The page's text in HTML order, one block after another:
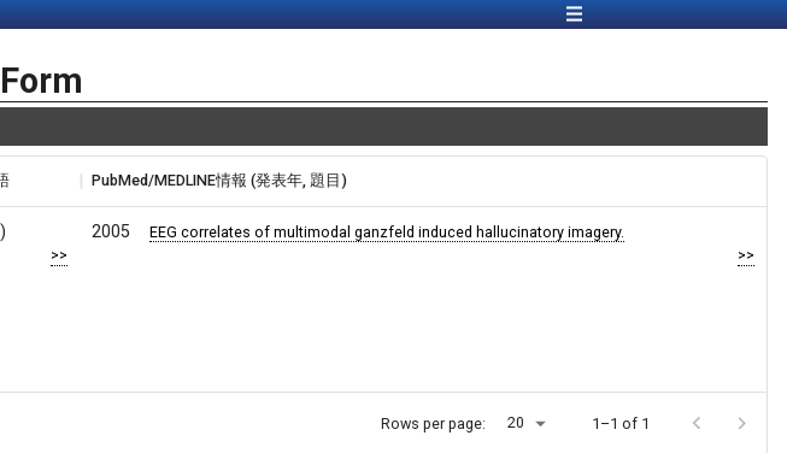
PubMed/MEDLINE情報 (発表年, 題目)
>>
2005
EEG correlates of multimodal ganzfeld induced hallucinatory imagery.
>>
Rows per page: 20 1–1 of 1